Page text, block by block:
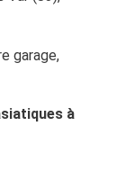
garage,
à